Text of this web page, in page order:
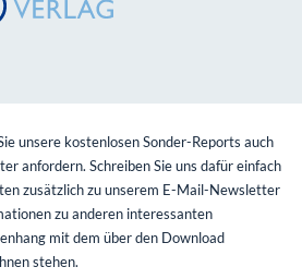
unsere kostenlosen Sonder-Reports auch
anfordern. Schreiben Sie uns dafür einfach
zusätzlich zu unserem E-Mail-Newsletter
zu anderen interessanten
mit dem über den Download
stehen.